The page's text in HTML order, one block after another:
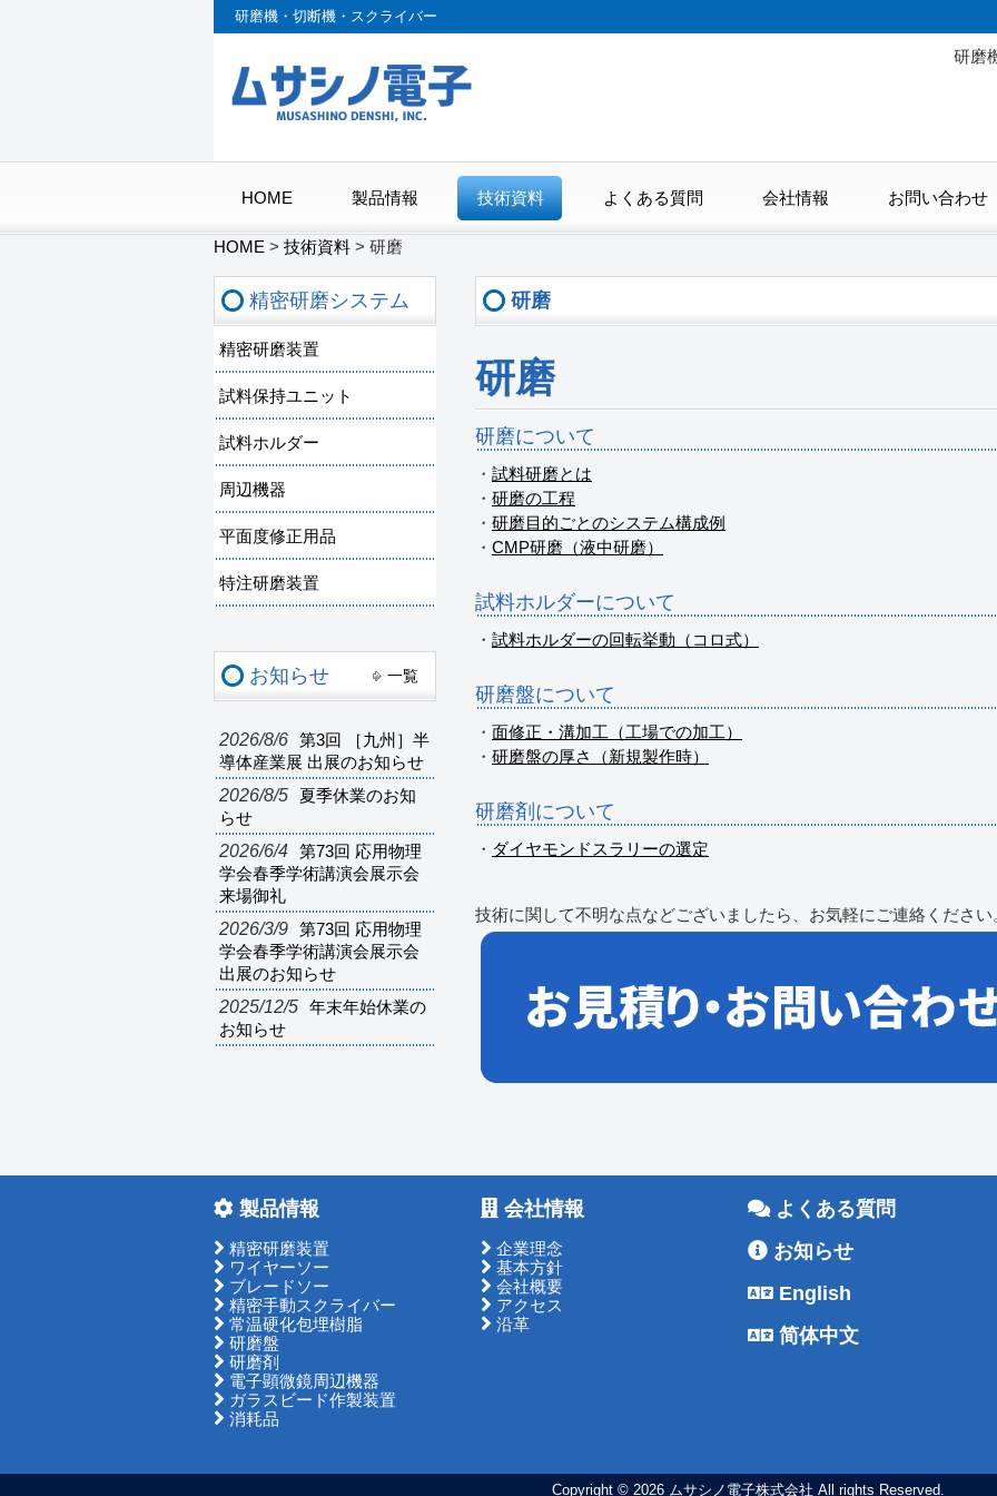
研磨機・切断機・スクライバー
研磨
HOME 製品情報 技術資料 よくある質問 会社情報 お問い合わせ
HOME > 技術資料 > 研磨
研磨
研磨
研磨について
・ 試料研磨とは
・ 研磨の工程
・ 研磨目的ごとのシステム構成例
・ CMP研磨（液中研磨）
試料ホルダーについて
・ 試料ホルダーの回転挙動（コロ式）
研磨盤について
・ 面修正・溝加工（工場での加工）
・ 研磨盤の厚さ（新規製作時）
研磨剤について
・ ダイヤモンドスラリーの選定
技術に関して不明な点などございましたら、お気軽にご連絡ください
精密研磨システム
精密研磨装置
試料保持ユニット
試料ホルダー
周辺機器
平面度修正用品
特注研磨装置
お知らせ 一覧
2026/8/6
第3回 ［九州］半
導体産業展 出展のお知らせ
2026/8/5
夏季休業のお知
らせ
2026/6/4
第73回 応用物理
学会春季学術講演会展示会
来場御礼
2026/3/9
第73回 応用物理
学会春季学術講演会展示会
出展のお知らせ
2025/12/5
年末年始休業の
お知らせ
製品情報
精密研磨装置
ワイヤーソー
ブレードソー
精密手動スクライバー
常温硬化包埋樹脂
研磨盤
研磨剤
電子顕微鏡周辺機器
ガラスビード作製装置
消耗品
会社情報
企業理念
基本方針
会社概要
アクセス
沿革
よくある質問
お知らせ
English
简体中文
Copyright © 2026 ムサシノ電子株式会社 All rights Reserved.